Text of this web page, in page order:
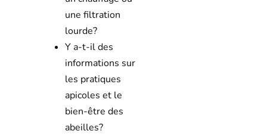
une filtration
lourde?
Y a-t-il des
informations sur
les pratiques
apicoles et le
bien-être des
abeilles?